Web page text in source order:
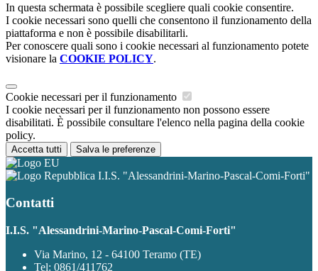
In questa schermata è possibile scegliere quali cookie consentire.
I cookie necessari sono quelli che consentono il funzionamento della
piattaforma e non è possibile disabilitarli.
Per conoscere quali sono i cookie necessari al funzionamento potete
visionare la COOKIE POLICY.
Cookie necessari per il funzionamento
I cookie necessari per il funzionamento non possono essere
disabilitati. È possibile consultare l'elenco nella pagina della cookie
policy.
Accetta tutti Salva le preferenze
I.I.S. "Alessandrini-Marino-Pascal-Comi-Forti"
Contatti
I.I.S. "Alessandrini-Marino-Pascal-Comi-Forti"
Via Marino, 12 - 64100 Teramo (TE)
Tel: 0861/411762